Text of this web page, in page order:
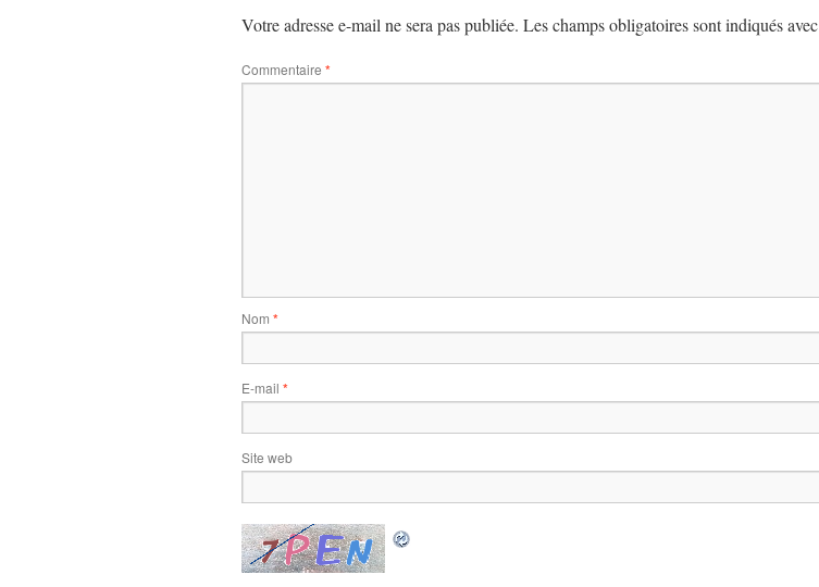
Votre adresse e-mail ne sera pas publiée. Les champs obligatoires sont indiqués avec
Commentaire *
Nom *
E-mail *
Site web